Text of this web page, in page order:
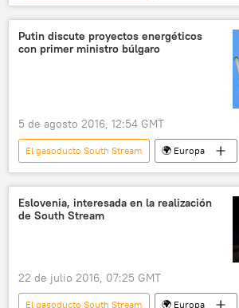
Bulgaria
Boiko Borísov
South Stream
Putin discute proyectos energéticos
con primer ministro búlgaro
5 de agosto 2016, 12:54 GMT
El gasoducto South Stream
🌍 Europa
Internacional
Rusia
Economía
Bulgaria
Vladímir Putin
Boiko Borísov
Eslovenia, interesada en la realización
de South Stream
22 de julio 2016, 07:25 GMT
El gasoducto South Stream
🌍 Europa